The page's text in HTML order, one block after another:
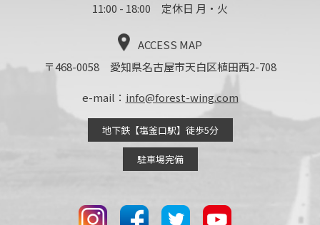
11:00 - 18:00 定休日 月・火
ACCESS MAP
〒468-0058 愛知県名古屋市天白区植田西2-708
e-mail： info@forest-wing.com
地下鉄【塩釜口駅】徒歩5分
駐車場完備